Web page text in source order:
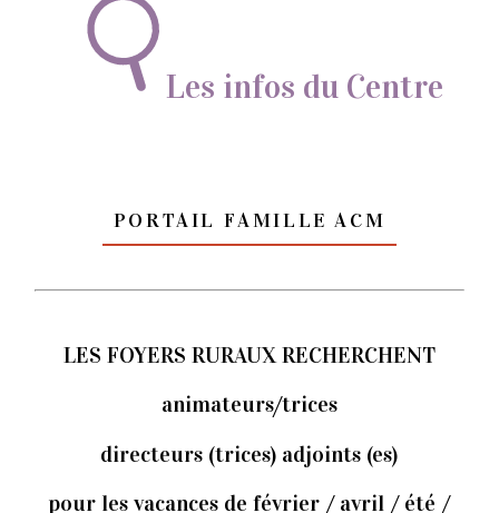
Les infos du Centre
Portail Famille ACM
LES FOYERS RURAUX RECHERCHENT
animateurs/trices
directeurs (trices) adjoints (es)
pour les vacances de février / avril / été /